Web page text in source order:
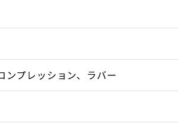
走れるシューズです。そこで、最大
る機能検証など、各分野の専門家に
プレッション、ラバー